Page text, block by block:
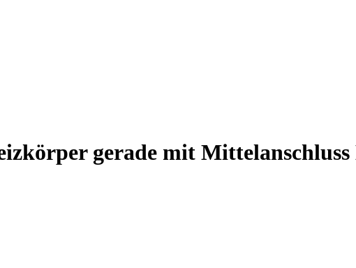
gerade mit